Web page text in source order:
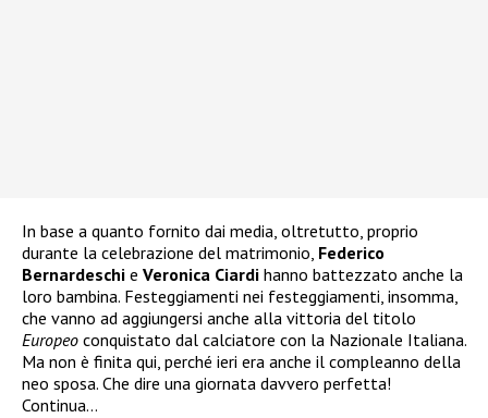
In base a quanto fornito dai media, oltretutto, proprio
durante la celebrazione del matrimonio, Federico
Bernardeschi e Veronica Ciardi hanno battezzato anche la
loro bambina. Festeggiamenti nei festeggiamenti, insomma,
che vanno ad aggiungersi anche alla vittoria del titolo
Europeo conquistato dal calciatore con la Nazionale Italiana.
Ma non è finita qui, perché ieri era anche il compleanno della
neo sposa. Che dire una giornata davvero perfetta!
Continua…